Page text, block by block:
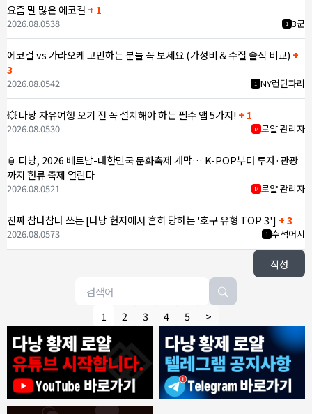
요즘 말 많은 에코걸 + 1
1 3군
2026.08.0538
에코걸 vs 가라오케 고민하는 분들 꼭 보세요 (가성비 & 수질 솔직 비교) +
3
1 NY런던파리
2026.08.0542
💥 다낭 자유여행 오기 전 꼭 설치해야 하는 필수 앱 5가지! + 1
M 로얄 관리자
2026.08.0530
🏮 다낭, 2026 베트남-대한민국 문화축제 개막… K-POP부터 투자·관광
까지 한류 축제 열린다
M 로얄 관리자
2026.08.0521
진짜 참다참다 쓰는 [다낭 현지에서 흔히 당하는 '호구 유형 TOP 3'] + 3
1 수석어시
2026.08.0573
작성
1 2 3 4 5 >